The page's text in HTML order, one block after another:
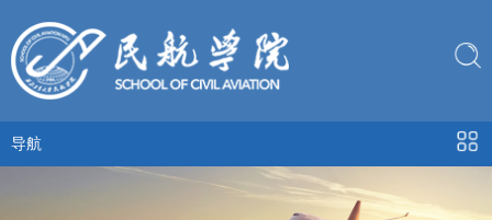
导航